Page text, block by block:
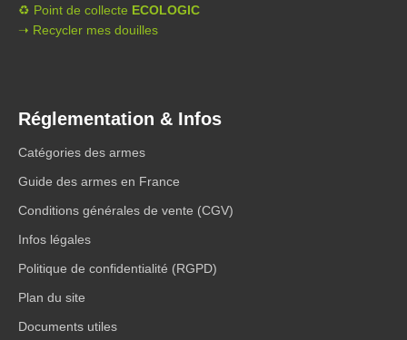
♻️ Point de collecte ECOLOGIC
➝ Recycler mes douilles
Réglementation & Infos
Catégories des armes
Guide des armes en France
Conditions générales de vente (CGV)
Infos légales
Politique de confidentialité (RGPD)
Plan du site
Documents utiles